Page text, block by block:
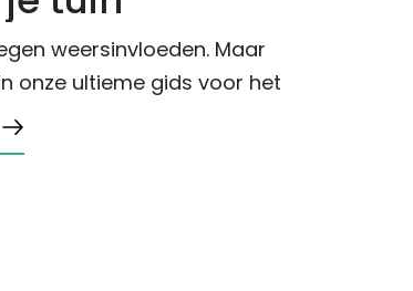
weersinvloeden. Maar
onze ultieme gids voor het